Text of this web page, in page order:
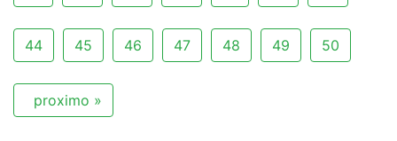
44 45 46 47 48 49 50
proximo »